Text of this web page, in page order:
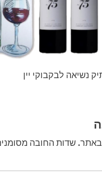
נשיאה לבקבוקי יין
באתר. שדות החובה